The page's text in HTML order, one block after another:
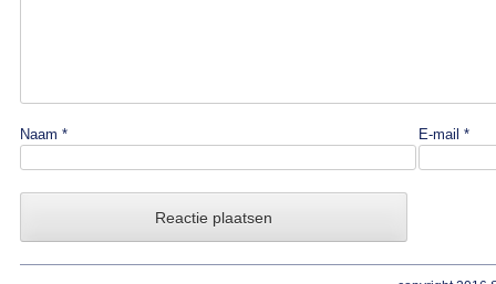
Naam * E-mail *